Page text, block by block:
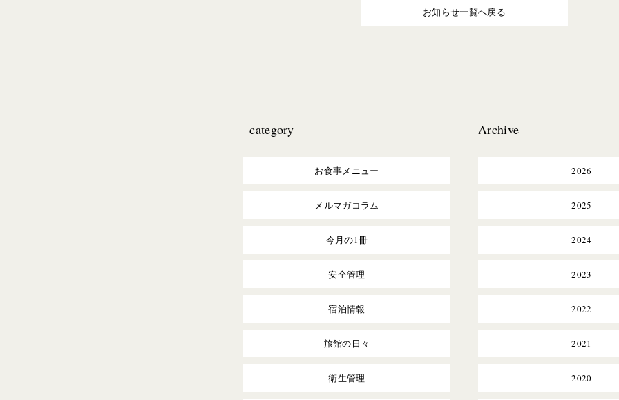
お知らせ一覧へ戻る
_category
お食事メニュー
メルマガコラム
今月の1冊
安全管理
宿泊情報
旅館の日々
衛生管理
Archive
2026
2025
2024
2023
2022
2021
2020